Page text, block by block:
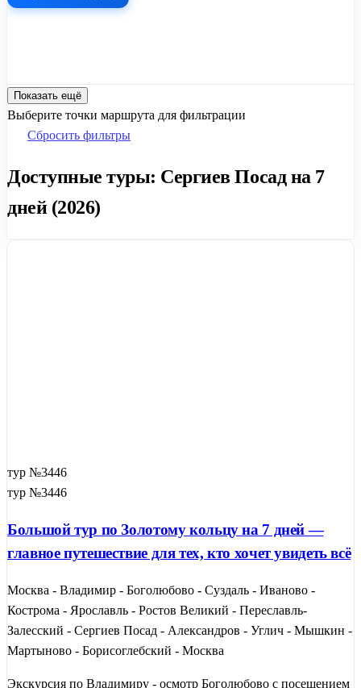
Показать ещё
Выберите точки маршрута для фильтрации
Сбросить фильтры
Доступные туры: Сергиев Посад на 7
дней (2026)
тур №3446
тур №3446
Большой тур по Золотому кольцу на 7 дней —
главное путешествие для тех, кто хочет увидеть всё
Москва - Владимир - Боголюбово - Суздаль - Иваново -
Кострома - Ярославль - Ростов Великий - Переславль-
Залесский - Сергиев Посад - Александров - Углич - Мышкин -
Мартыново - Борисоглебский - Москва
Экскурсия по Владимиру - осмотр Боголюбово с посещением